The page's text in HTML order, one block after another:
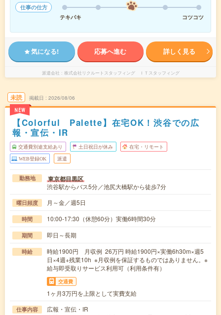
仕事の仕方
テキパキ
コツコツ
気になる! 応募へ進む 詳しく見る
派遣会社 株式会社リクルートスタッフィング ＩＴスタッフィング
未読
NEW
掲載日 2026/08/06
【Colorful Palette】在宅OK！渋谷での広
報・宣伝・IR
交通費別途支給あり 土日祝日が休み 在宅・リモート
WEB登録OK 派遣
勤務地 東京都目黒区
渋谷駅からバス5分／池尻大橋駅から徒歩7分
曜日頻度 月～金／週5日
時間 10:00-17:30（休憩60分）実働6時間30分
期間 即日～長期
時給
時給1900円 月収例 26万円 時給1900円×実働6h30m×週5
日×4週+残業10h ※月収例を保証するものではありません。※
給与即受取りサービス利用可（利用条件有）
交通費
1ヶ月3万円を上限として実費支給
仕事内容
広報・宣伝・IR